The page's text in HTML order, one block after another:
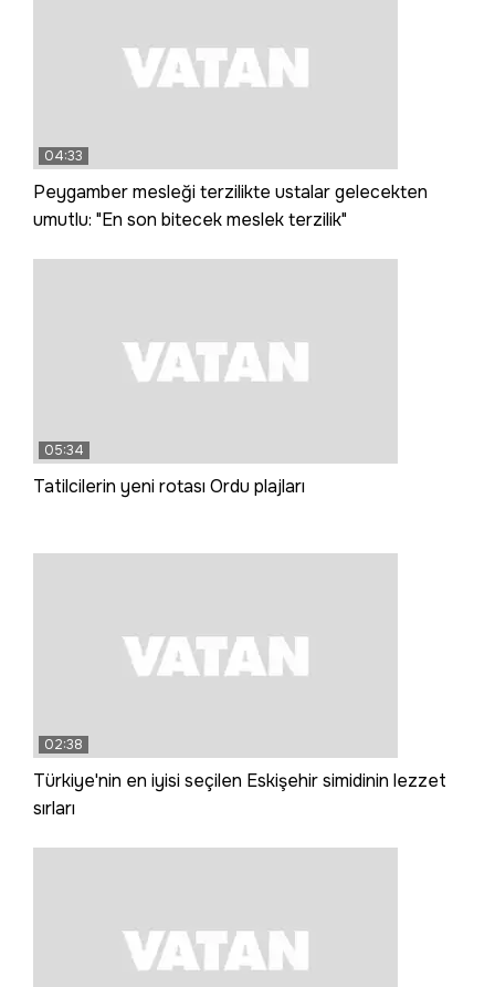
04:33
Peygamber mesleği terzilikte ustalar gelecekten
umutlu: "En son bitecek meslek terzilik"
05:34
Tatilcilerin yeni rotası Ordu plajları
02:38
Türkiye'nin en iyisi seçilen Eskişehir simidinin lezzet
sırları